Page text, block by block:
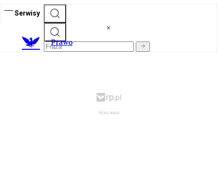
Serwisy
Prawo